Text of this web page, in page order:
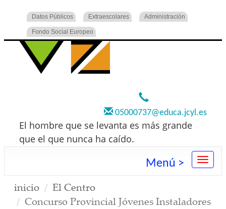
Datos Públicos Extraescolares Administración
Fondo Social Europeo
05000737@educa.jcyl.es
El hombre que se levanta es más grande
que el que nunca ha caído.
Menú >
inicio
El Centro
Concurso Provincial Jóvenes Instaladores